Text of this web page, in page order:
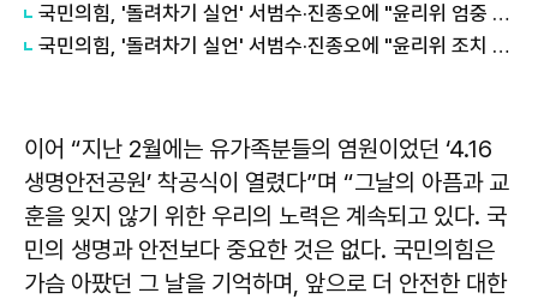
국민의힘, '돌려차기 실언' 서범수·진종오에 "윤리위 엄중 조치"...징계 정국 확대
국민의힘, '돌려차기 실언' 서범수·진종오에 "윤리위 조치 있어야"
이어 “지난 2월에는 유가족분들의 염원이었던 ‘4.16
생명안전공원’ 착공식이 열렸다”며 “그날의 아픔과 교
훈을 잊지 않기 위한 우리의 노력은 계속되고 있다. 국
민의 생명과 안전보다 중요한 것은 없다. 국민의힘은
가슴 아팠던 그 날을 기억하며, 앞으로 더 안전한 대한